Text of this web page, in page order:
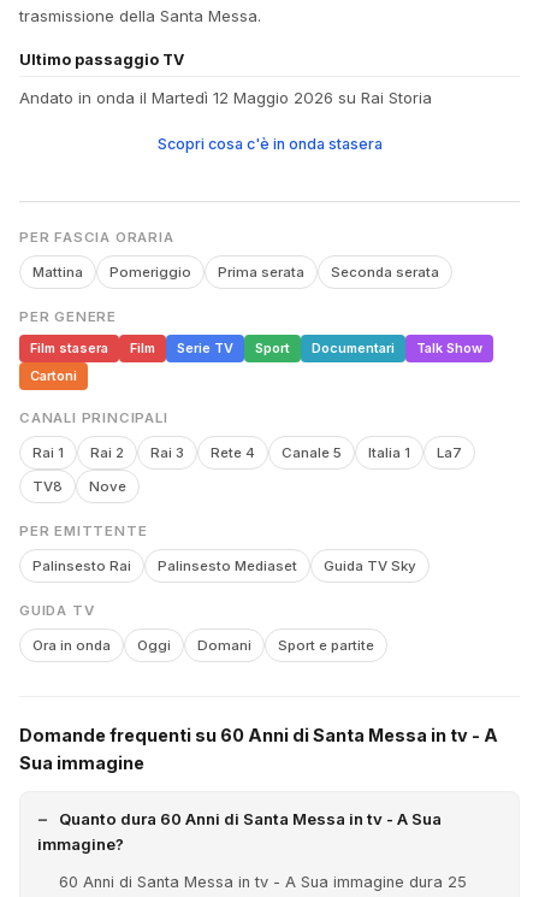
trasmissione della Santa Messa.
Ultimo passaggio TV
Andato in onda il Martedì 12 Maggio 2026 su Rai Storia
Scopri cosa c'è in onda stasera
PER FASCIA ORARIA
Mattina Pomeriggio Prima serata Seconda serata
PER GENERE
Film stasera
Film Serie TV Sport Documentari
Talk Show
Cartoni
CANALI PRINCIPALI
Rai 1 Rai 2 Rai 3 Rete 4 Canale 5 Italia 1
La7
TV8
Nove
PER EMITTENTE
Palinsesto Rai Palinsesto Mediaset Guida TV Sky
GUIDA TV
Ora in onda Oggi Domani Sport e partite
Domande frequenti su 60 Anni di Santa Messa in tv - A
Sua immagine
Quanto dura 60 Anni di Santa Messa in tv - A Sua
immagine?
60 Anni di Santa Messa in tv - A Sua immagine dura 25